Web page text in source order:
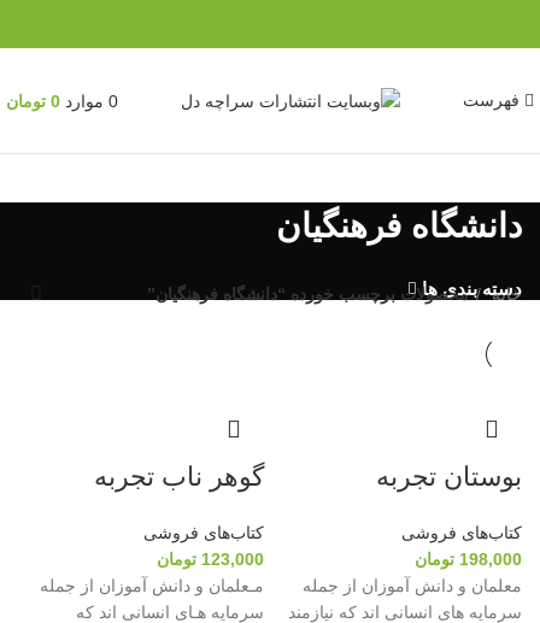
فهرست 0 موارد 0 تومان
دانشگاه فرهنگیان
دسته بندی ها
خانه محصولات برچسب خورده “دانشگاه فرهنگیان”
بوستان تجربه
کتاب‌های فروشی
198,000 تومان
معلمان و دانش آموزان از جمله
سرمایه های انسانی اند که نیازمند
گوهر ناب تجربه
کتاب‌های فروشی
123,000 تومان
مـعلمان و دانش آموزان از جمله
سرمایه هـای انسانی اند که